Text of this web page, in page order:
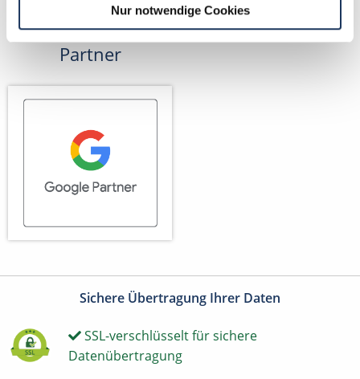
Nur notwendige Cookies
Wir sind Google-
Partner
Sichere Übertragung Ihrer Daten
SSL-verschlüsselt für sichere
Datenübertragung